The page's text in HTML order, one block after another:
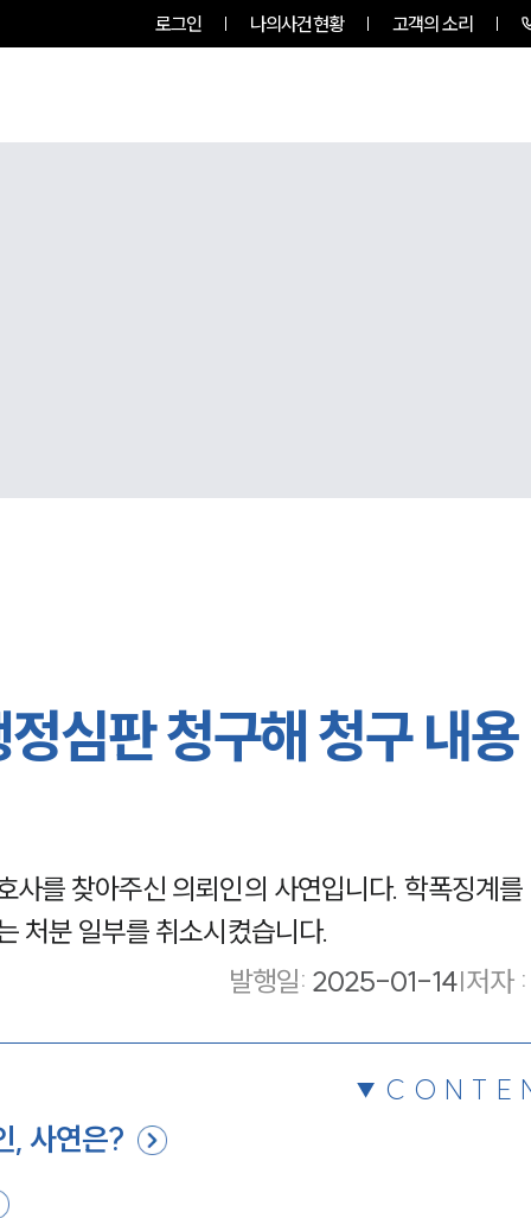
로그인 나의사건현황 고객의 소리
심판 청구해 청구 내
를 찾아주신 의뢰인의 사연입니다. 학폭징계를
처분 일부를 취소시켰습니다.
발행일: 2025-01-14|저자 :
, 사연은?